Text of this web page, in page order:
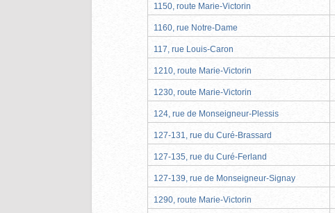
1150, route Marie-Victorin
1160, rue Notre-Dame
117, rue Louis-Caron
1210, route Marie-Victorin
1230, route Marie-Victorin
124, rue de Monseigneur-Plessis
127-131, rue du Curé-Brassard
127-135, rue du Curé-Ferland
127-139, rue de Monseigneur-Signay
1290, route Marie-Victorin